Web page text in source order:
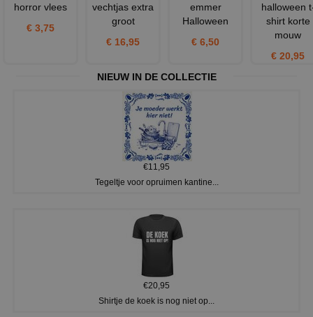
horror vlees
€ 3,75
vechtjas extra
groot
€ 16,95
emmer
Halloween
€ 6,50
halloween
shirt korte
mouw
€ 20,95
NIEUW IN DE COLLECTIE
€11,95
Tegeltje voor opruimen kantine...
€20,95
Shirtje de koek is nog niet op...